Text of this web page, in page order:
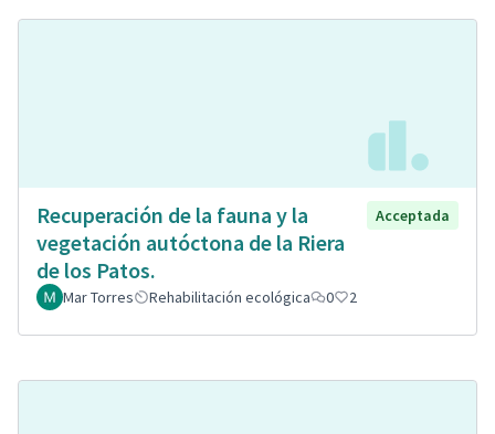
Recuperación de la fauna y la
vegetación autóctona de la Riera
de los Patos.
Acceptada
Mar Torres Rehabilitación ecológica 0 2